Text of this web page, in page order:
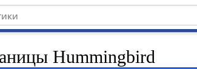
Hummingbird